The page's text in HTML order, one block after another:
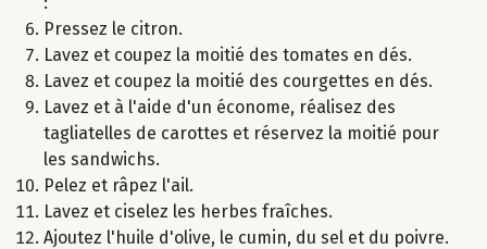
Pressez le citron.
Lavez et coupez la moitié des tomates en dés.
Lavez et coupez la moitié des courgettes en dés.
Lavez et à l'aide d'un économe, réalisez des
tagliatelles de carottes et réservez la moitié pour
les sandwichs.
Pelez et râpez l'ail.
Lavez et ciselez les herbes fraîches.
Ajoutez l'huile d'olive, le cumin, du sel et du poivre.